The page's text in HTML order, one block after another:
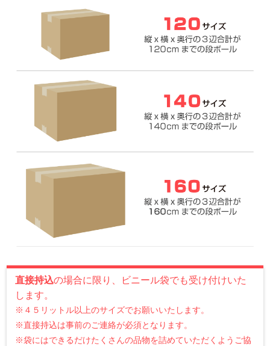
直接持込の場合に限り、ビニール袋でも受け付けいた
します。
※４５リットル以上のサイズでお願いいたします。
※直接持込は事前のご連絡が必須となります。
※袋にはできるだけたくさんの品物を詰めていただくようご協